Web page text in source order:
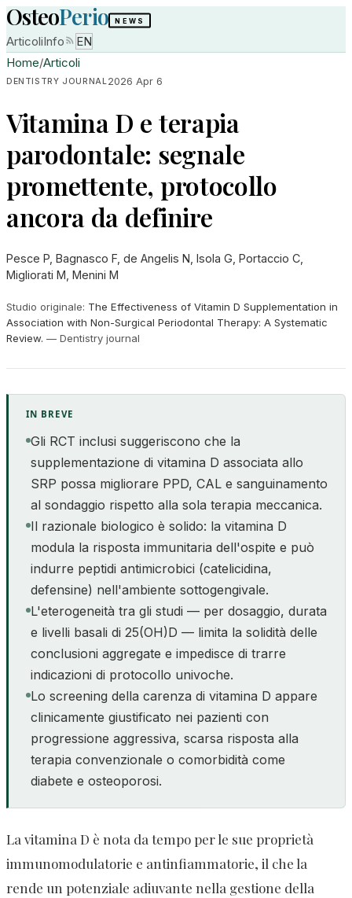
OsteoPerio NEWS
ArticoliInfo
EN
Home/Articoli
DENTISTRY JOURNAL2026 Apr 6
Vitamina D e terapia
parodontale: segnale
promettente, protocollo
ancora da definire
Pesce P, Bagnasco F, de Angelis N, Isola G, Portaccio C,
Migliorati M, Menini M
Studio originale: The Effectiveness of Vitamin D Supplementation in
Association with Non-Surgical Periodontal Therapy: A Systematic
Review. — Dentistry journal
IN BREVE
Gli RCT inclusi suggeriscono che la
supplementazione di vitamina D associata allo
SRP possa migliorare PPD, CAL e sanguinamento
al sondaggio rispetto alla sola terapia meccanica.
Il razionale biologico è solido: la vitamina D
modula la risposta immunitaria dell'ospite e può
indurre peptidi antimicrobici (catelicidina,
defensine) nell'ambiente sottogengivale.
L'eterogeneità tra gli studi — per dosaggio, durata
e livelli basali di 25(OH)D — limita la solidità delle
conclusioni aggregate e impedisce di trarre
indicazioni di protocollo univoche.
Lo screening della carenza di vitamina D appare
clinicamente giustificato nei pazienti con
progressione aggressiva, scarsa risposta alla
terapia convenzionale o comorbidità come
diabete e osteoporosi.
La vitamina D è nota da tempo per le sue proprietà
immunomodulatorie e antinfiammatorie, il che la
rende un potenziale adiuvante nella gestione della